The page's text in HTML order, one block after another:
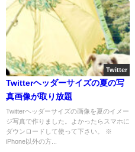
Twitter
Twitterヘッダーサイズの夏の写
真画像が取り放題
Twitterヘッダーサイズの画像を夏のイメー
ジ写真で作りました。よかったらスマホに
ダウンロードして使って下さい。 ※
iPhone以外の方...